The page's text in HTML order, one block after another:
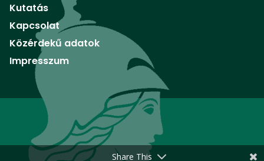
Kutatás
Kapcsolat
Közérdekű adatok
Impresszum
Share This